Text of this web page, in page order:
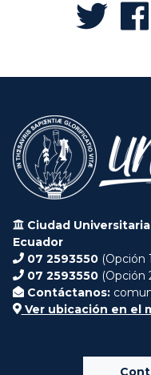
Ciudad
Ecuador
07 2593550 (Opción
07 2593550 (Opción
Contáctanos:
Ver ubicación en el